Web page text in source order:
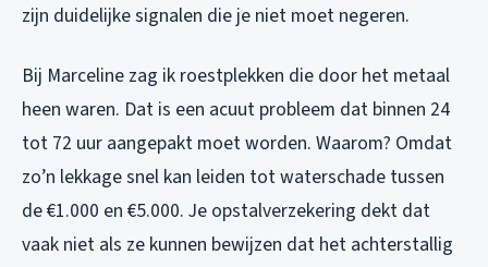
zijn duidelijke signalen die je niet moet negeren.
Bij Marceline zag ik roestplekken die door het metaal
heen waren. Dat is een acuut probleem dat binnen 24
tot 72 uur aangepakt moet worden. Waarom? Omdat
zo’n lekkage snel kan leiden tot waterschade tussen
de €1.000 en €5.000. Je opstalverzekering dekt dat
vaak niet als ze kunnen bewijzen dat het achterstallig